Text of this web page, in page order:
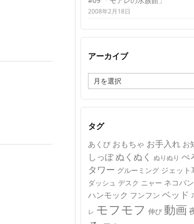
2008年2月18日
アーカイブ
ー
カ
イ
タグ
あくび おもちゃ お手入れ お
しっぽ ぬくぬく ぬりぬり ぺ
タワー グルーミング ジェット
ダッシュ デスク ニャー ネコパ
ハンモック フンフン ベッド
レ モフモフ 伸び 動画